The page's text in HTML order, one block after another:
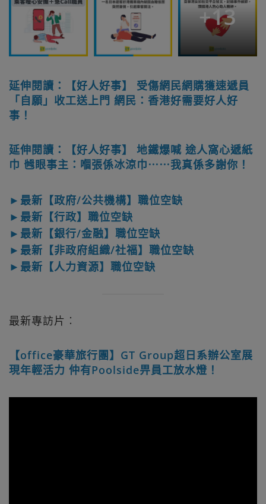
+13
延伸閱讀：【好人好事】 受傷網民網購獲速遞員
「自願」收工送上門 網民：香港好需要好人好
事！
延伸閱讀：【好人好事】 地鐵爆喊 途人窩心遞紙
巾 乸眼事主：嗰張係冰涼巾⋯⋯我真係多謝你！
►最新【政府/公共機構】職位空缺
►最新【行政】職位空缺
►最新【銀行/金融】職位空缺
►最新【非政府組織/社福】職位空缺
►最新【人力資源】職位空缺
最新專訪片︰
【office豪華旅行團】GT Group超日系辦公室展
現年輕活力 仲有Poolside畀員工放水燈！